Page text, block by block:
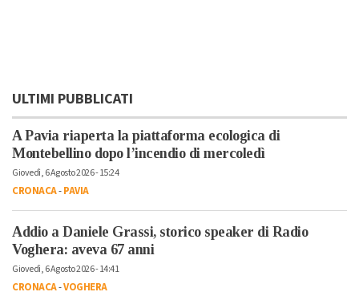
ULTIMI PUBBLICATI
A Pavia riaperta la piattaforma ecologica di
Montebellino dopo l’incendio di mercoledì
Giovedì, 6 Agosto 2026 - 15:24
CRONACA-PAVIA
Addio a Daniele Grassi, storico speaker di Radio
Voghera: aveva 67 anni
Giovedì, 6 Agosto 2026 - 14:41
CRONACA-VOGHERA